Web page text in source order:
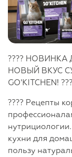
????
НОВЫЙ ВКУС
GO'KITCHEN!
???? Рецепты
кухни для
пользу